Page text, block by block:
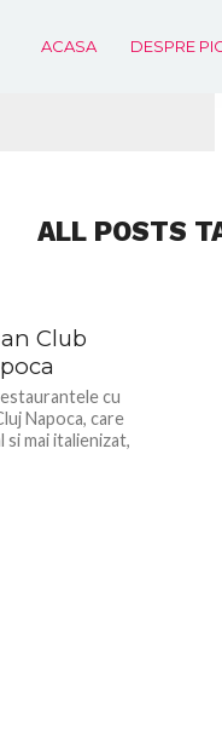
ACASA DESPRE
ALL POSTS
Club
cu
Napoca, care
si mai italienizat,